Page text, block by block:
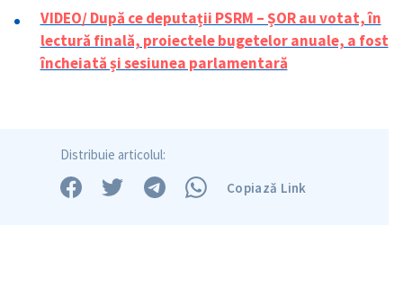
VIDEO/ După ce deputații PSRM – ȘOR au votat, în
lectură finală, proiectele bugetelor anuale, a fost
încheiată și sesiunea parlamentară
Distribuie articolul:
Copiază Link